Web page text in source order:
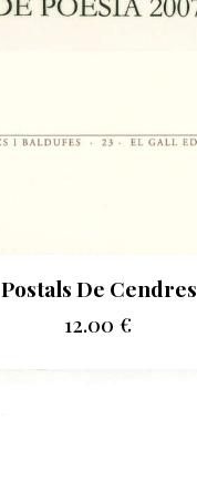
Postals De Cendres
12.00 €